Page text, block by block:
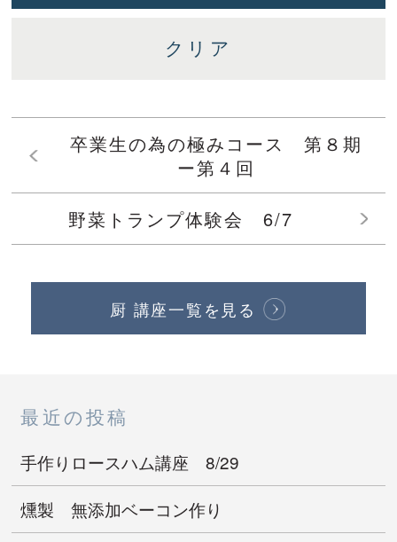
卒業生の為の極みコース 第８期
ー第４回
野菜トランプ体験会 6/7
厨 講座一覧を見る
最近の投稿
手作りロースハム講座 8/29
燻製 無添加ベーコン作り